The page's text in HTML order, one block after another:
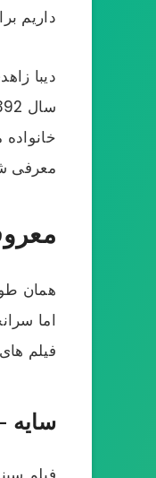
داریم
دیبا زاهدی، متولد
معرفی شد. او در زمینه
همان
اما
فیلم
سایه –